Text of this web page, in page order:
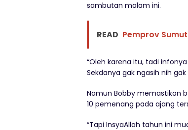
sambutan malam ini.
READ Pemprov
“Oleh karena itu, tadi
Sekdanya gak ngasih nih
Namun Bobby memastikan
10 pemenang pada ajang
“Tapi InsyaAllah tahun ini